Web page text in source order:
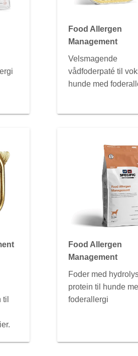
Food Allergen
Management
Velsmagende
vådfoderpaté til
hunde med
Food Allergen
Management
Foder med
protein til hunde
foderallergi